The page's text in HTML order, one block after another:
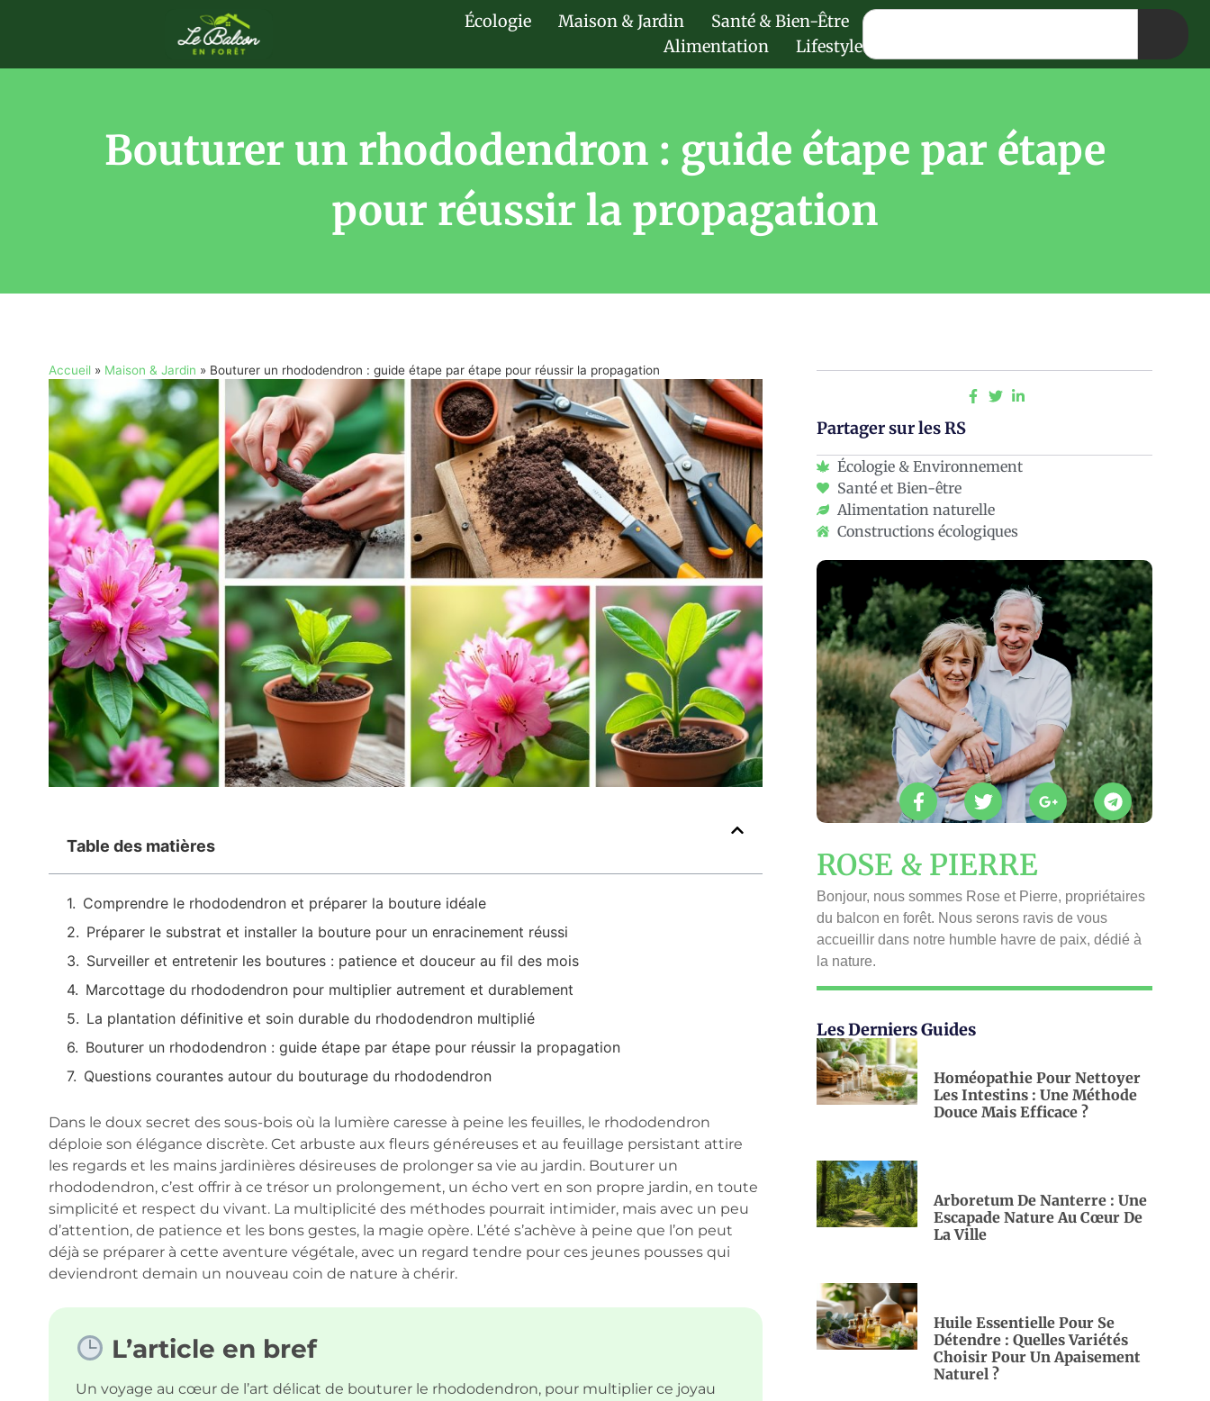
Écologie Maison & Jardin
Santé & Bien-Être
Alimentation
Lifestyle
Bouturer un rhododendron : guide étape par étape
pour réussir la propagation
Accueil» Maison & Jardin » Bouturer un rhododendron : guide étape par étape pour réussir la propagation
Table des matières
Comprendre le rhododendron et préparer la bouture idéale
Préparer le substrat et installer la bouture pour un enracinement réussi
Surveiller et entretenir les boutures : patience et douceur au fil des mois
Marcottage du rhododendron pour multiplier autrement et durablement
La plantation définitive et soin durable du rhododendron multiplié
Bouturer un rhododendron : guide étape par étape pour réussir la propagation
Questions courantes autour du bouturage du rhododendron
Dans le doux secret des sous-bois où la lumière caresse à peine les feuilles, le rhododendron
déploie son élégance discrète. Cet arbuste aux fleurs généreuses et au feuillage persistant attire
les regards et les mains jardinières désireuses de prolonger sa vie au jardin. Bouturer un
rhododendron, c’est offrir à ce trésor un prolongement, un écho vert en son propre jardin, en toute
simplicité et respect du vivant. La multiplicité des méthodes pourrait intimider, mais avec un peu
d’attention, de patience et les bons gestes, la magie opère. L’été s’achève à peine que l’on peut
déjà se préparer à cette aventure végétale, avec un regard tendre pour ces jeunes pousses qui
deviendront demain un nouveau coin de nature à chérir.
L’article en bref
Un voyage au cœur de l’art délicat de bouturer le rhododendron, pour multiplier ce joyau
Partager sur les RS
Écologie & Environnement
Santé et Bien-être
Alimentation naturelle
Constructions écologiques
ROSE & PIERRE
Bonjour, nous sommes Rose et Pierre, propriétaires
du balcon en forêt. Nous serons ravis de vous
accueillir dans notre humble havre de paix, dédié à
la nature.
Les Derniers Guides
Homéopathie Pour Nettoyer
Les Intestins : Une Méthode
Douce Mais Efficace ?
Arboretum De Nanterre : Une
Escapade Nature Au Cœur De
La Ville
Huile Essentielle Pour Se
Détendre : Quelles Variétés
Choisir Pour Un Apaisement
Naturel ?